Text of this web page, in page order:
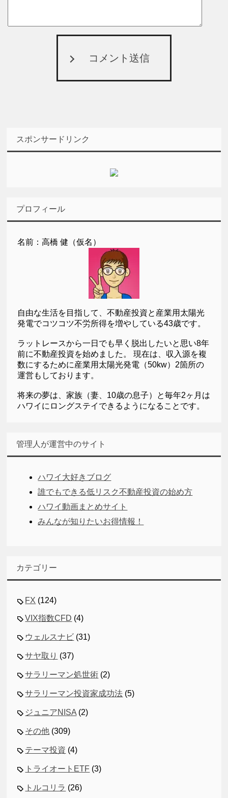
コメント送信
スポンサードリンク
プロフィール
名前：高橋 健（仮名）
自由な生活を目指して、不動産投資と産業用太陽光
発電でコツコツ不労所得を増やしている43歳です。
ラットレースから一日でも早く脱出したいと思い8年
前に不動産投資を始めました。 現在は、収入源を複
数にするために産業用太陽光発電（50kw）2箇所の
運営もしております。
将来の夢は、家族（妻、10歳の息子）と毎年2ヶ月は
ハワイにロングステイできるようになることです。
管理人が運営中のサイト
ハワイ大好きブログ
誰でもできる低リスク不動産投資の始め方
ハワイ動画まとめサイト
みんなが知りたいお得情報！
カテゴリー
FX (124)
VIX指数CFD (4)
ウェルスナビ (31)
サヤ取り (37)
サラリーマン処世術 (2)
サラリーマン投資家成功法 (5)
ジュニアNISA (2)
その他 (309)
テーマ投資 (4)
トライオートETF (3)
トルコリラ (26)